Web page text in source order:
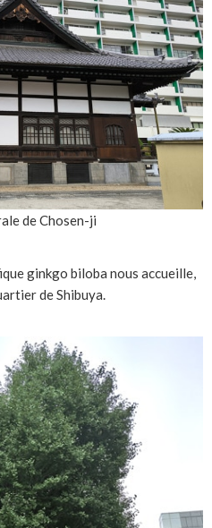
de Chosen-ji
ginkgo biloba nous accueille,
de Shibuya.